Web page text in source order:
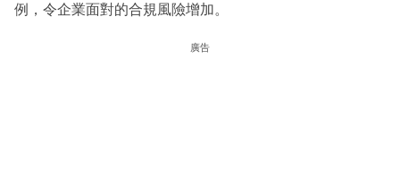
例，令企業面對的合規風險增加。
廣告